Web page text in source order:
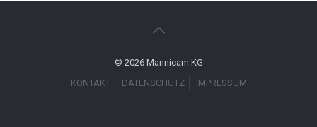
© 2026 Mannicam KG
KONTAKT
DATENSCHUTZ IMPRESSUM